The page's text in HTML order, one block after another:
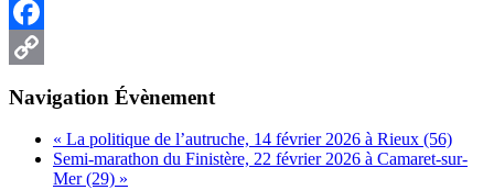
Facebook
Navigation Évènement
« La politique de l’autruche, 14 février 2026 à Rieux (56)
Semi-marathon du Finistère, 22 février 2026 à Camaret-sur-
Mer (29) »